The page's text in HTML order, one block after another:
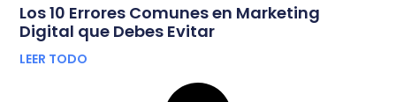
Los 10 Errores Comunes en Marketing
Digital que Debes Evitar
LEER TODO